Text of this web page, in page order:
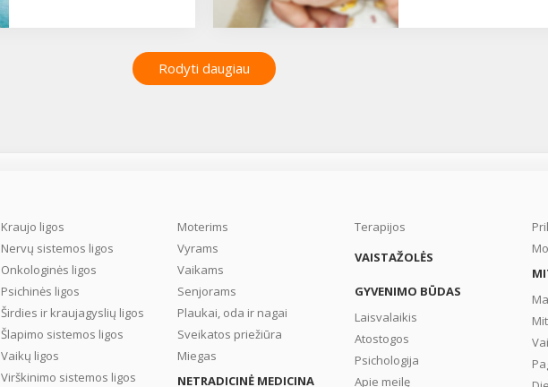
Rodyti daugiau
Kraujo ligos
Nervų sistemos ligos
Onkologinės ligos
Psichinės ligos
Širdies ir kraujagyslių ligos
Šlapimo sistemos ligos
Vaikų ligos
Virškinimo sistemos ligos
Moterims
Vyrams
Vaikams
Senjorams
Plaukai, oda ir nagai
Sveikatos priežiūra
Miegas
NETRADICINĖ MEDICINA
Terapijos
VAISTAŽOLĖS
GYVENIMO BŪDAS
Laisvalaikis
Atostogos
Psichologija
Apie meilę